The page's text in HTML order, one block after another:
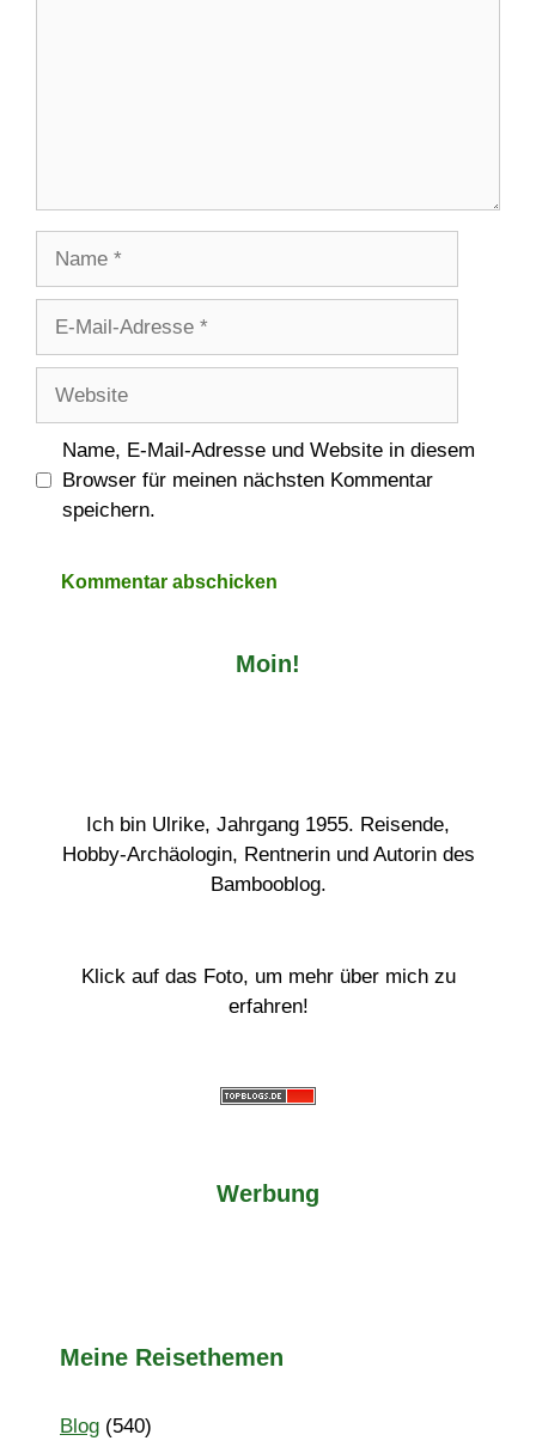
Adresse
Name, E-Mail-Adresse und Website in diesem
Browser für meinen nächsten Kommentar
speichern.
Moin!
Ich bin Ulrike, Jahrgang 1955. Reisende,
Hobby-Archäologin, Rentnerin und Autorin des
Bambooblog.
Klick auf das Foto, um mehr über mich zu
erfahren!
Werbung
Meine Reisethemen
Blog (540)